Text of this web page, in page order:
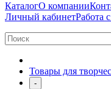
КаталогО компании
Личный кабинетРабота
Товары для
-